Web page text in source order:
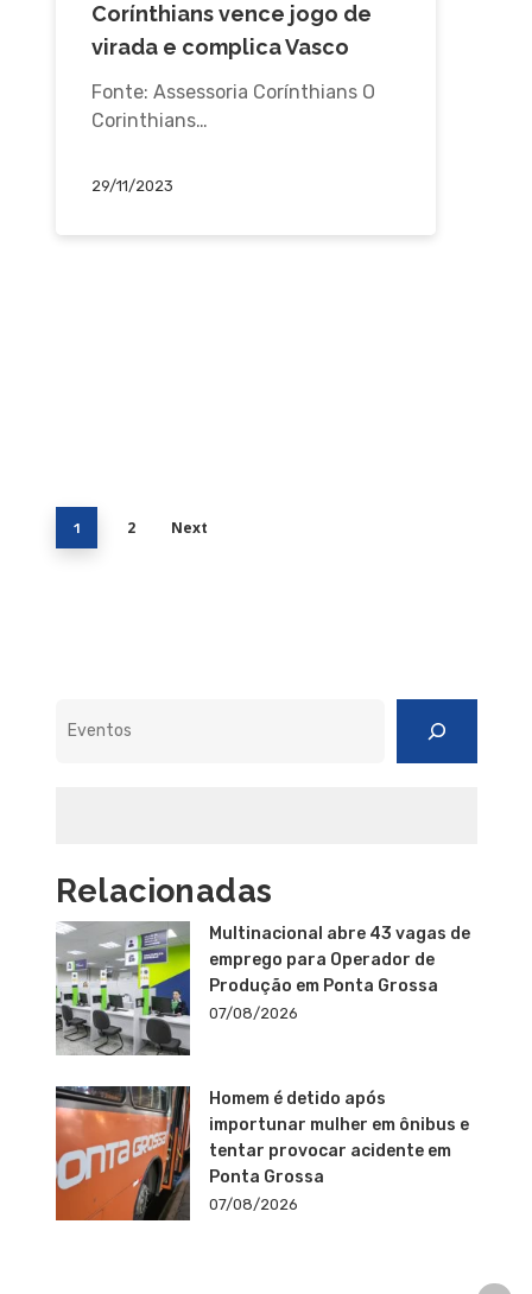
Corínthians vence jogo de
virada e complica Vasco
Fonte: Assessoria Corínthians O
Corinthians…
29/11/2023
1 2 Next
Relacionadas
Multinacional abre 43 vagas de
emprego para Operador de
Produção em Ponta Grossa
07/08/2026
Homem é detido após
importunar mulher em ônibus e
tentar provocar acidente em
Ponta Grossa
07/08/2026